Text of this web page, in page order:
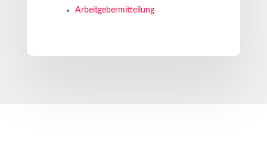
Arbeitgebermitteilung